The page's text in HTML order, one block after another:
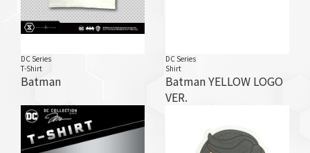
DC Series
T-Shirt
Batman
DC Series
Shirt
Batman YELLOW LOGO
VER.